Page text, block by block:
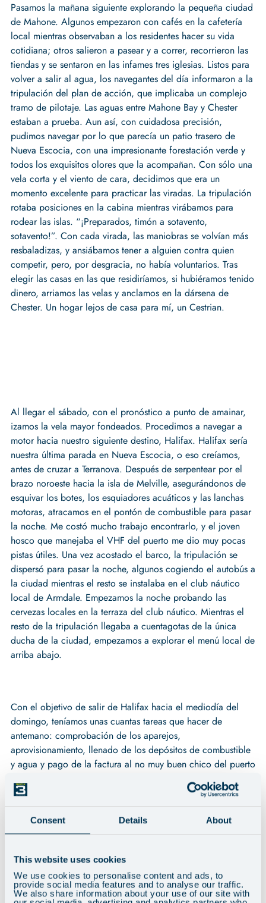
Consent Details About
This website uses cookies
We use cookies to personalise content and ads, to
provide social media features and to analyse our traffic.
We also share information about your use of our site with
Pasamos la mañana siguiente explorando la pequeña ciudad
de Mahone. Algunos empezaron con cafés en la cafetería
local mientras observaban a los residentes hacer su vida
cotidiana; otros salieron a pasear y a correr, recorrieron las
tiendas y se sentaron en las infames tres iglesias. Listos para
volver a salir al agua, los navegantes del día informaron a la
tripulación del plan de acción, que implicaba un complejo
tramo de pilotaje. Las aguas entre Mahone Bay y Chester
estaban a prueba. Aun así, con cuidadosa precisión,
pudimos navegar por lo que parecía un patio trasero de
Nueva Escocia, con una impresionante forestación verde y
todos los exquisitos olores que la acompañan. Con sólo una
vela corta y el viento de cara, decidimos que era un
momento excelente para practicar las viradas. La tripulación
rotaba posiciones en la cabina mientras virábamos para
rodear las islas. “¡Preparados, timón a sotavento,
sotavento!”. Con cada virada, las maniobras se volvían más
resbaladizas, y ansiábamos tener a alguien contra quien
competir, pero, por desgracia, no había voluntarios. Tras
elegir las casas en las que residiríamos, si hubiéramos tenido
dinero, arriamos las velas y anclamos en la dársena de
Chester. Un hogar lejos de casa para mí, un Cestrian.
Al llegar el sábado, con el pronóstico a punto de amainar,
izamos la vela mayor fondeados. Procedimos a navegar a
motor hacia nuestro siguiente destino, Halifax. Halifax sería
nuestra última parada en Nueva Escocia, o eso creíamos,
antes de cruzar a Terranova. Después de serpentear por el
brazo noroeste hacia la isla de Melville, asegurándonos de
esquivar los botes, los esquiadores acuáticos y las lanchas
motoras, atracamos en el pontón de combustible para pasar
la noche. Me costó mucho trabajo encontrarlo, y el joven
hosco que manejaba el VHF del puerto me dio muy pocas
pistas útiles. Una vez acostado el barco, la tripulación se
dispersó para pasar la noche, algunos cogiendo el autobús a
la ciudad mientras el resto se instalaba en el club náutico
local de Armdale. Empezamos la noche probando las
cervezas locales en la terraza del club náutico. Mientras el
resto de la tripulación llegaba a cuentagotas de la única
ducha de la ciudad, empezamos a explorar el menú local de
arriba abajo.
Con el objetivo de salir de Halifax hacia el mediodía del
domingo, teníamos unas cuantas tareas que hacer de
antemano: comprobación de los aparejos,
aprovisionamiento, llenado de los depósitos de combustible
y agua y pago de la factura al no muy buen chico del puerto
. Una vez que Marie, nuestra compatriota francesa, nos sacó
del pontón, nos dirigimos de nuevo río abajo, esta vez con
destino a Terranova. La agradable brisa del suroeste nos
permitió navegar con la mayor a tope y la yanqui hasta bien
ocho nudos. Por desgracia, esta parte del viaje también fue
rehén de algunos mareos de la tripulación, aunque todos se
recuperaron por la mañana, cuando el viento amainó y, por